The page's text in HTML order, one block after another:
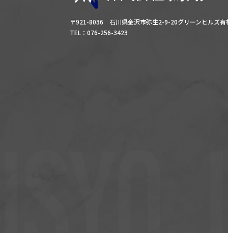
〒921-8036 石川県金沢市弥生2-9-20グリーンヒルズ有
TEL：076-256-3423